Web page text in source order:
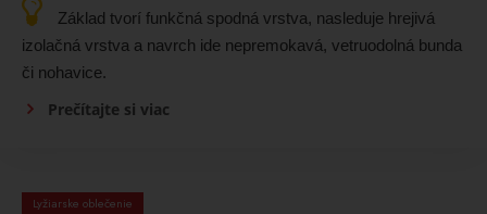
Základ tvorí funkčná spodná vrstva, nasleduje hrejivá
izolačná vrstva a navrch ide nepremokavá, vetruodolná bunda
či nohavice.
Prečítajte si viac
Lyžiarske oblečenie